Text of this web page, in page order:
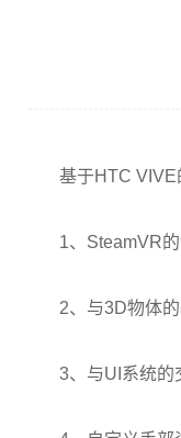
基于HTC VIVE
1、 SteamVR
2、与3D物体的
3、与UI 系统的